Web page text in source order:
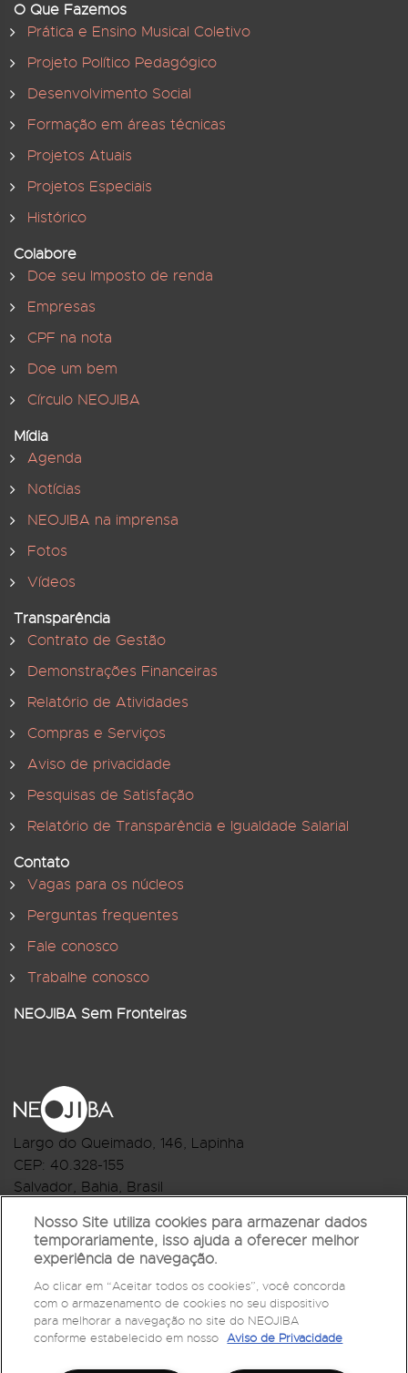
O Que Fazemos
Prática e Ensino Musical Coletivo
Projeto Político Pedagógico
Desenvolvimento Social
Formação em áreas técnicas
Projetos Atuais
Projetos Especiais
Histórico
Colabore
Doe seu Imposto de renda
Empresas
CPF na nota
Doe um bem
Círculo NEOJIBA
Mídia
Agenda
Notícias
NEOJIBA na imprensa
Fotos
Vídeos
Transparência
Contrato de Gestão
Demonstrações Financeiras
Relatório de Atividades
Compras e Serviços
Aviso de privacidade
Pesquisas de Satisfação
Relatório de Transparência e Igualdade Salarial
Contato
Vagas para os núcleos
Perguntas frequentes
Fale conosco
Trabalhe conosco
NEOJIBA Sem Fronteiras
Largo do Queimado, 146, Lapinha
CEP: 40.328-155
Salvador, Bahia, Brasil
R.Monte Castelo Nº 62, Bairro Barbalho
CEP: 40.301-210
Salvador, Bahia, Brasil
Telefone:(71) 3032-1073
Nosso Site utiliza cookies para armazenar dados
temporariamente, isso ajuda a oferecer melhor
experiência de navegação.
Ao clicar em “Aceitar todos os cookies”, você concorda
com o armazenamento de cookies no seu dispositivo
para melhorar a navegação no site do NEOJIBA
conforme estabelecido em nosso Aviso de Privacidade